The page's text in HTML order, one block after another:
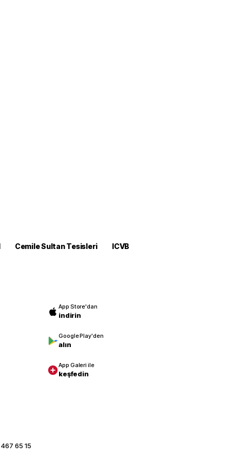
Cemile Sultan Tesisleri
ICVB
App Store'dan
indirin
Google Play'den
alın
App Galeri ile
keşfedin
65 15